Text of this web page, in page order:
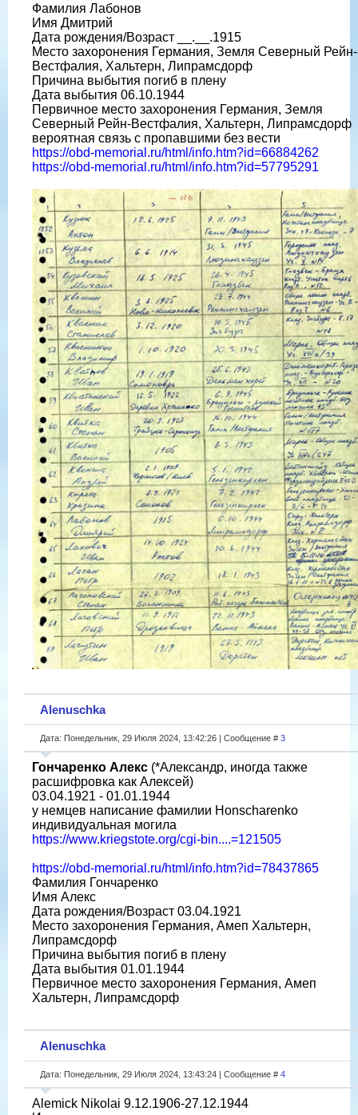
Фамилия Лабонов
Имя Дмитрий
Дата рождения/Возраст __.__.1915
Место захоронения Германия, Земля Северный Рейн-
Вестфалия, Хальтерн, Липрамсдорф
Причина выбытия погиб в плену
Дата выбытия 06.10.1944
Первичное место захоронения Германия, Земля
Северный Рейн-Вестфалия, Хальтерн, Липрамсдорф
вероятная связь с пропавшими без вести
https://obd-memorial.ru/html/info.htm?id=66884262
https://obd-memorial.ru/html/info.htm?id=57795291
Alenuschka
Дата: Понедельник, 29 Июля 2024, 13:42:26 | Сообщение # 3
Гончаренко Алекс (*Александр, иногда также
расшифровка как Алексей)
03.04.1921 - 01.01.1944
у немцев написание фамилии Honscharenko
индивидуальная могила
https://www.kriegstote.org/cgi-bin....=121505
https://obd-memorial.ru/html/info.htm?id=78437865
Фамилия Гончаренко
Имя Алекс
Дата рождения/Возраст 03.04.1921
Место захоронения Германия, Амеп Хальтерн,
Липрамсдорф
Причина выбытия погиб в плену
Дата выбытия 01.01.1944
Первичное место захоронения Германия, Амеп
Хальтерн, Липрамсдорф
Alenuschka
Дата: Понедельник, 29 Июля 2024, 13:43:24 | Сообщение # 4
Alemick Nikolai 9.12.1906-27.12.1944